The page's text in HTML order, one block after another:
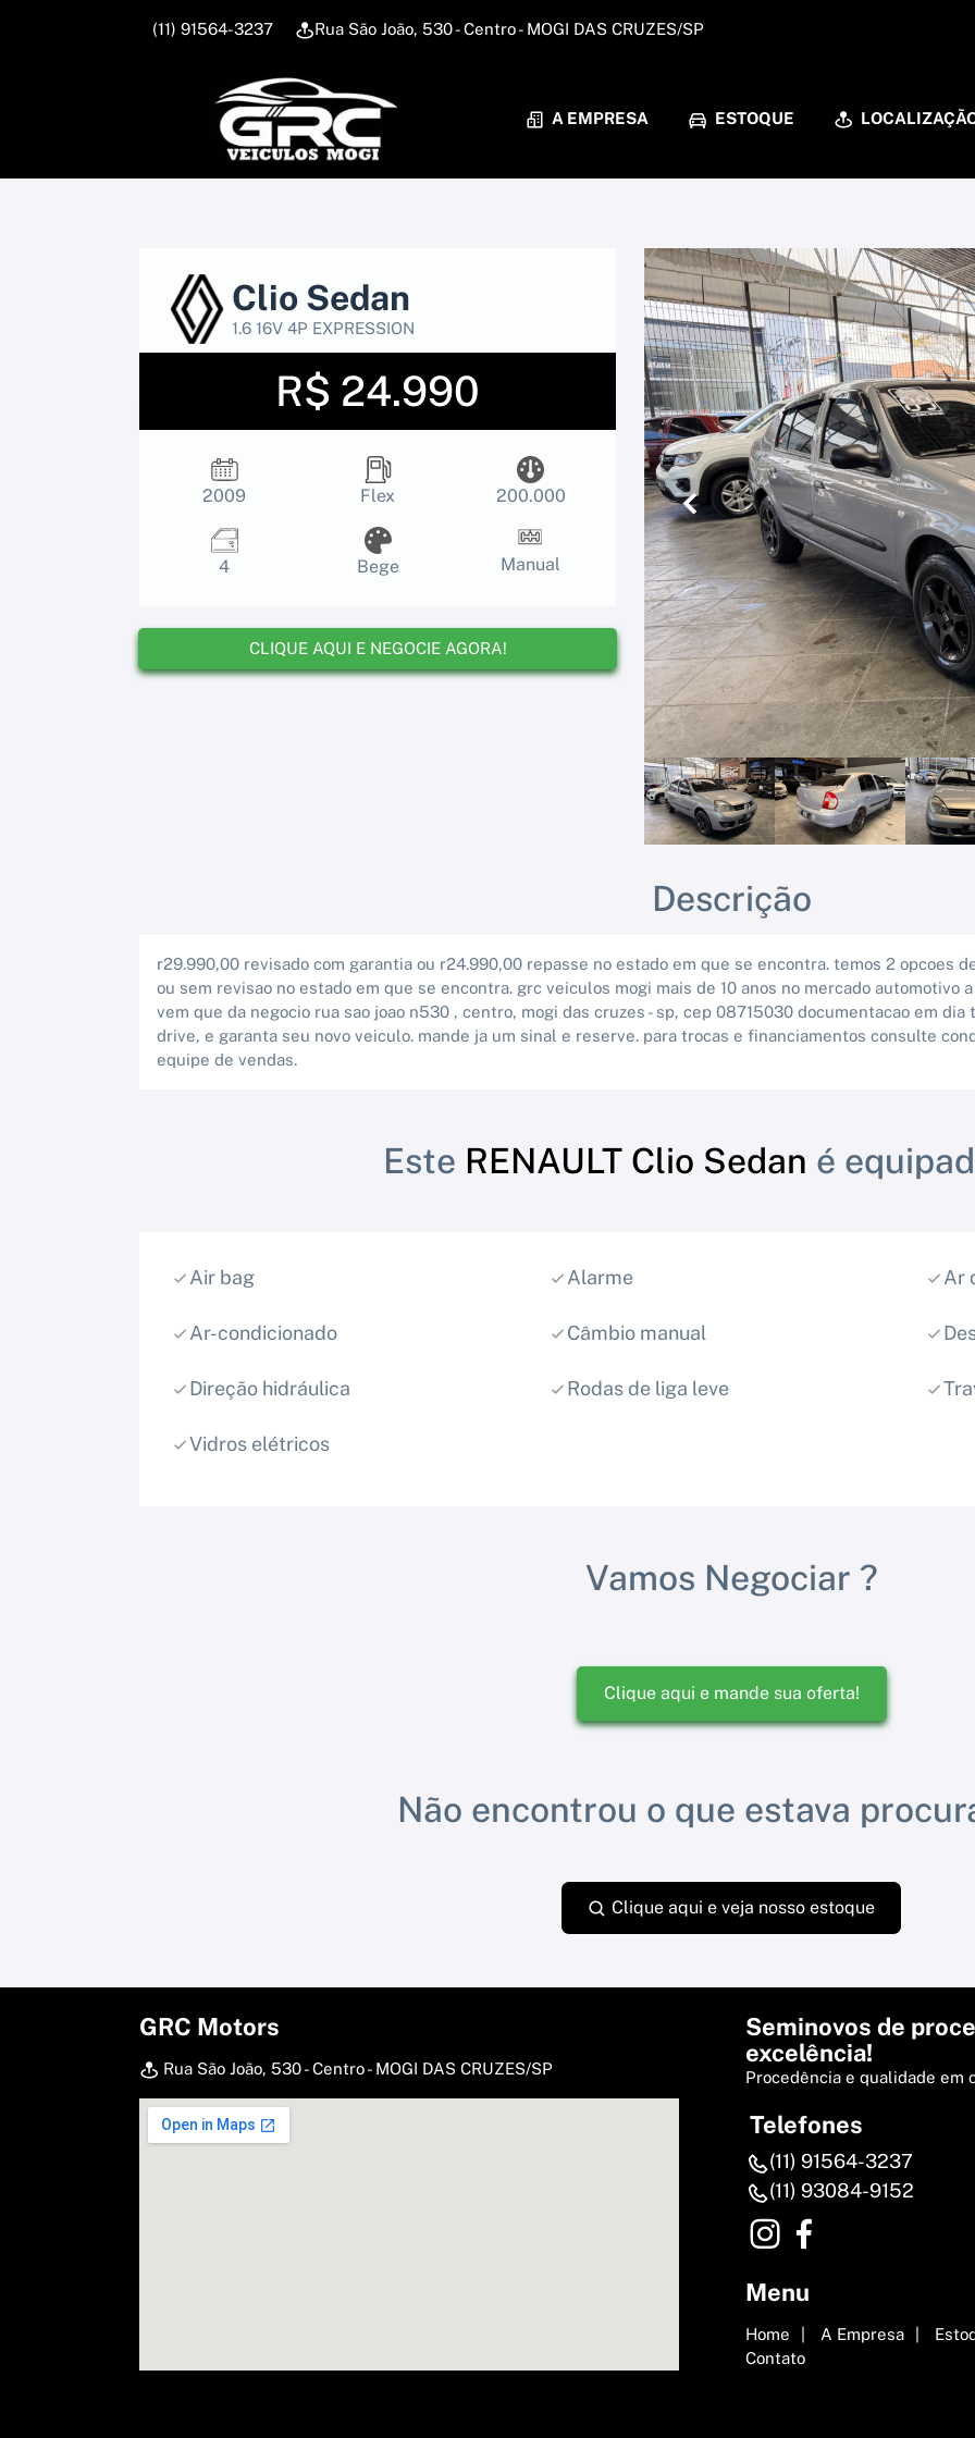
(11) 91564-3237 Rua São João, 530 - Centro - MOGI DAS CRUZES/SP
A EMPRESA ESTOQUE
Clio Sedan
1.6 16V 4P EXPRESSION
R$ 24.990
2009 Flex 200.000
4 Bege Manual
CLIQUE AQUI E NEGOCIE AGORA!
Anterior
Descrição
r29.990,00 revisado com garantia ou r24.990,00 repasse no estado em que se encontra. temos 2 opcoes
ou sem revisao no estado em que se encontra. grc veiculos mogi mais de 10 anos no mercado automotivo
vem que da negocio rua sao joao n530 , centro, mogi das cruzes - sp, cep 08715030 documentacao em
drive, e garanta seu novo veiculo. mande ja um sinal e reserve. para trocas e financiamentos consulte
equipe de vendas.
Este RENAULT Clio Sedan é
Air bag Alarme Ar
Ar-condicionado Câmbio manual
Direção hidráulica Rodas de liga leve
Vidros elétricos
Vamos Negociar ?
Clique aqui e mande sua oferta!
Não encontrou o que estava
Clique aqui e veja nosso estoque
GRC Motors
Rua São João, 530 - Centro - MOGI DAS CRUZES/SP
Seminovos de
excelência!
Procedência e qualidade em
Telefones
(11) 91564-3237
(11) 93084-9152
Menu
Home A Empresa
Contato